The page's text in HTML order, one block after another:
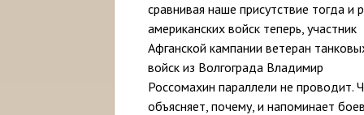
сравнивая наше присутствие тогда и
американских войск теперь, участник
Афганской кампании ветеран
войск из Волгограда Владимир
Россомахин параллели не проводит.
объясняет, почему, и напоминает